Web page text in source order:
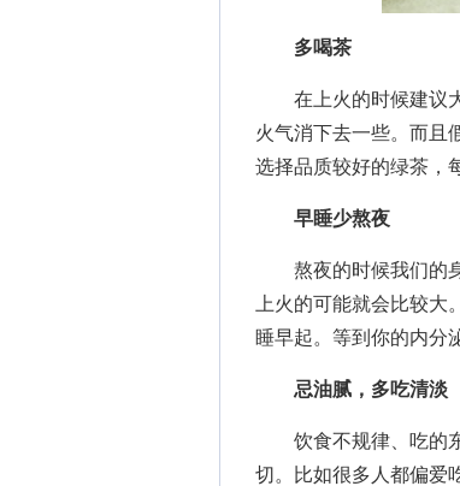
多喝茶
在上火的时候建议大
火气消下去一些。而且
选择品质较好的绿茶，
早睡少熬夜
熬夜的时候我们的身
上火的可能就会比较
睡早起。等到你的内分
忌油腻，多吃清淡
饮食不规律、吃的东
切。比如很多人都偏爱